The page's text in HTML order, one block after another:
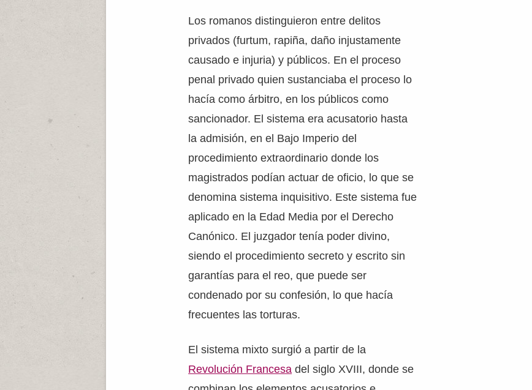
Los romanos distinguieron entre delitos
privados (furtum, rapiña, daño injustamente
causado e injuria) y públicos. En el proceso
penal privado quien sustanciaba el proceso lo
hacía como árbitro, en los públicos como
sancionador. El sistema era acusatorio hasta
la admisión, en el Bajo Imperio del
procedimiento extraordinario donde los
magistrados podían actuar de oficio, lo que se
denomina sistema inquisitivo. Este sistema fue
aplicado en la Edad Media por el Derecho
Canónico. El juzgador tenía poder divino,
siendo el procedimiento secreto y escrito sin
garantías para el reo, que puede ser
condenado por su confesión, lo que hacía
frecuentes las torturas.
El sistema mixto surgió a partir de la
Revolución Francesa del siglo XVIII, donde se